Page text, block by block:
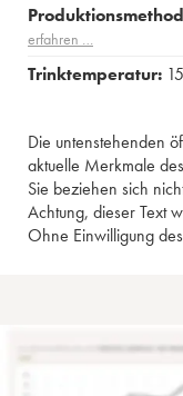
erfahren …
Trinktemperatur:
Die untenstehenden
aktuelle Merkmale
Sie beziehen sich
Achtung, dieser Text
Ohne Einwilligung